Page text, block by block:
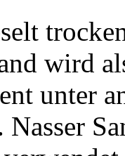
wird
unter